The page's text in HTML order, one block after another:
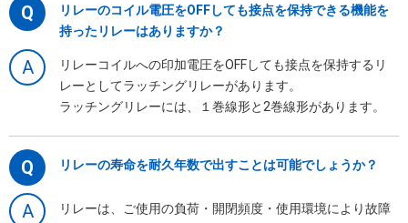
Q
リレーのコイル電圧をOFFしても接点を保持できる機能を
持ったリレーはありますか？
A
リレーコイルへの印加電圧をOFFしても接点を保持するリ
レーとしてラッチングリレーがあります。
ラッチングリレーには、１巻線形と2巻線形があります。
Q リレーの寿命を耐久年数で出すことは可能でしょうか？
A
リレーは、ご使用の負荷・開閉頻度・使用環境により故障